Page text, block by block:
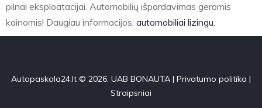
pilnai eksploatacijai. Automobilių išpardavimas geromis
kainomis! Daugiau informacijos: automobiliai lizingu.
Autopaskola24.lt © 2026. UAB BONAUTA | Privatumo politika |
Straipsniai